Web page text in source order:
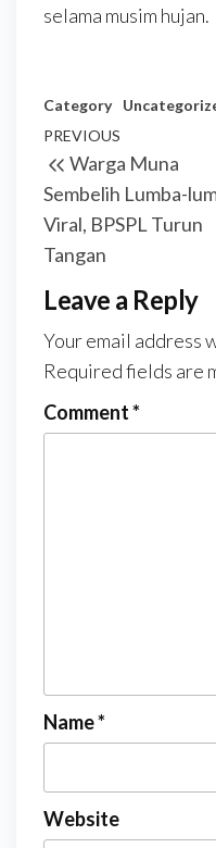
selama musim hujan.
Category
Post
navigation
Previous
Post
PREVIOUS
Warga Muna
Sembelih Lumba-
Viral, BPSPL Turun
Tangan
Leave a Reply
Your email address
Required fields are
Comment*
Name*
Website